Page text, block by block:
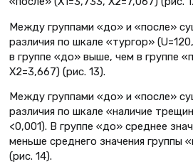
Между группами «до» и «после»
различия по шкале «тургор»
в группе «до» выше, чем в группе
X2=3,667) (рис. 13).
Между группами «до» и «после»
различия по шкале «наличие
<0,001). В группе «до» среднее
меньше среднего значения группы
(рис. 14).